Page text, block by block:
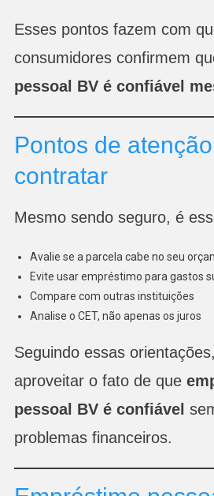
Esses pontos fazem com
consumidores confirmem
pessoal BV é confiável
Pontos de
contratar
Mesmo sendo seguro, é
Avalie se a parcela cabe no seu
Evite usar empréstimo para gastos
Compare com outras instituições
Analise o CET, não apenas os juros
Seguindo essas
aproveitar o fato de que
pessoal BV é confiável
problemas financeiros.